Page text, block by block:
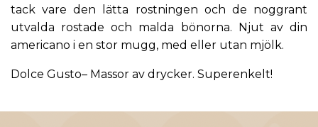
tack vare den lätta rostningen och de noggrant
utvalda rostade och malda bönorna. Njut av din
americano i en stor mugg, med eller utan mjölk.
Dolce Gusto– Massor av drycker. Superenkelt!